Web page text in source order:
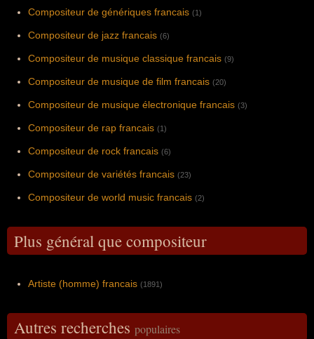
Compositeur de génériques francais (1)
Compositeur de jazz francais (6)
Compositeur de musique classique francais (9)
Compositeur de musique de film francais (20)
Compositeur de musique électronique francais (3)
Compositeur de rap francais (1)
Compositeur de rock francais (6)
Compositeur de variétés francais (23)
Compositeur de world music francais (2)
Plus général que compositeur
Artiste (homme) francais (1891)
Autres recherches populaires